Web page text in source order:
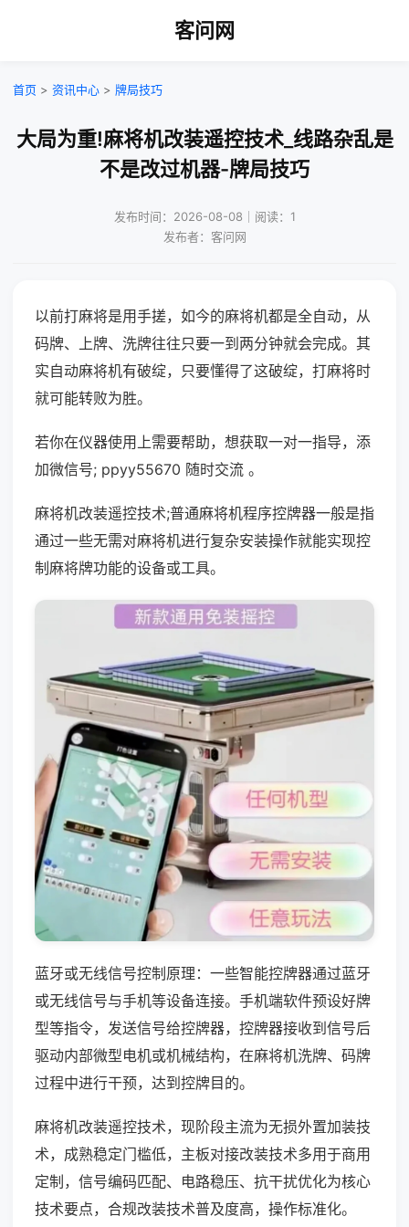
客问网
首页 > 资讯中心 > 牌局技巧
大局为重!麻将机改装遥控技术_线路杂乱是
不是改过机器-牌局技巧
发布时间：2026-08-08｜阅读：1
发布者：客问网
以前打麻将是用手搓，如今的麻将机都是全自动，从
码牌、上牌、洗牌往往只要一到两分钟就会完成。其
实自动麻将机有破绽，只要懂得了这破绽，打麻将时
就可能转败为胜。
若你在仪器使用上需要帮助，想获取一对一指导，添
加微信号; ppyy55670 随时交流 。
麻将机改装遥控技术;普通麻将机程序控牌器一般是指
通过一些无需对麻将机进行复杂安装操作就能实现控
制麻将牌功能的设备或工具。
蓝牙或无线信号控制原理：一些智能控牌器通过蓝牙
或无线信号与手机等设备连接。手机端软件预设好牌
型等指令，发送信号给控牌器，控牌器接收到信号后
驱动内部微型电机或机械结构，在麻将机洗牌、码牌
过程中进行干预，达到控牌目的。
麻将机改装遥控技术，现阶段主流为无损外置加装技
术，成熟稳定门槛低，主板对接改装技术多用于商用
定制，信号编码匹配、电路稳压、抗干扰优化为核心
技术要点，合规改装技术普及度高，操作标准化。